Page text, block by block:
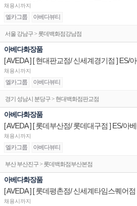
채용시까지
엘카그룹 아베다뷰티
서울 강남구 > 롯데백화점강남점
아베다화장품
채용시까지
엘카그룹 아베다뷰티
경기 성남시 분당구 > 현대백화점판교점
아베다화장품
채용시까지
엘카그룹 아베다뷰티
부산 부산진구 > 롯데백화점부산본점
아베다화장품
채용시까지